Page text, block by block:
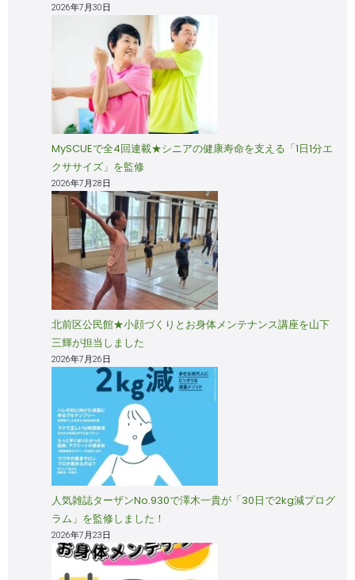
2026年7月30日
MySCUEで全4回連載★シニアの健康寿命を支える「1日1分エ
クササイズ」を監修
2026年7月28日
北前区公民館★小顔づくりとお身体メンテナンス講座を山下
三輝が担当しました
2026年7月26日
人気雑誌ターザンNo.930で澤木一貴が「30日で2kg減プログ
ラム」を監修しました！
2026年7月23日